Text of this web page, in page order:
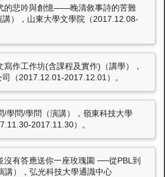
的悲吟與創憶——晚清敘事詩的苦難
），山東大學文學院（2017.12.08-
寫作工作坊(含課程及實作)（講學），
（2017.12.01-2017.12.01）。
/學問/學問（演講），嶺東科技大學
2017.11.30）。
沒有答應送你一座玫瑰園 ──從PBL到
講），弘光科技大學通識中心